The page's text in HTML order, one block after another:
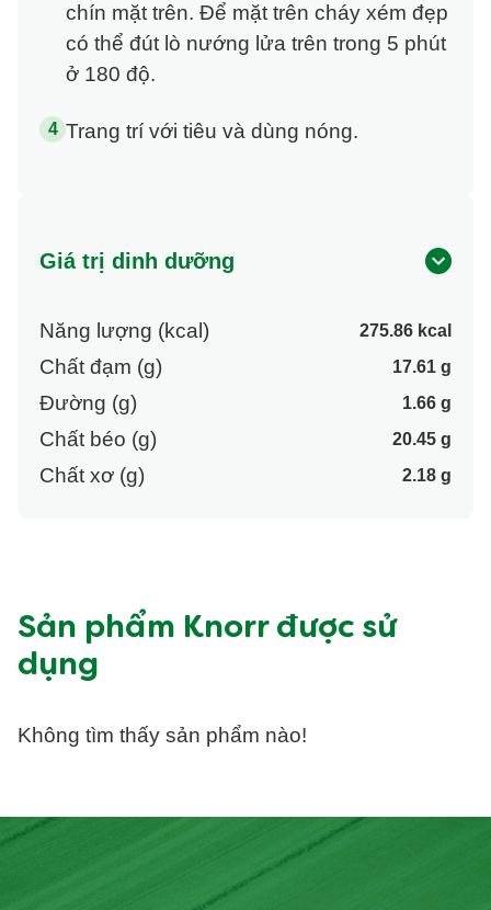
chín mặt trên. Để mặt trên cháy xém đẹp
có thể đút lò nướng lửa trên trong 5 phút
ở 180 độ.
Trang trí với tiêu và dùng nóng.
Giá trị dinh dưỡng
Năng lượng (kcal) 275.86 kcal
Chất đạm (g) 17.61 g
Đường (g) 1.66 g
Chất béo (g) 20.45 g
Chất xơ (g) 2.18 g
Sản phẩm Knorr được sử
dụng
Không tìm thấy sản phẩm nào!